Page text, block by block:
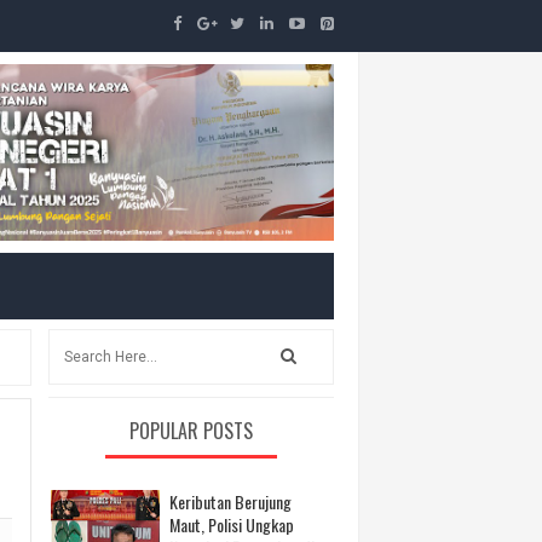
POPULAR POSTS
Keributan Berujung
Maut, Polisi Ungkap